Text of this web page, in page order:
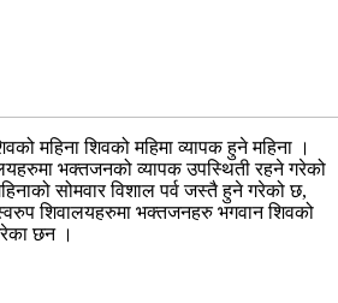
महिना शिवको महिमा व्यापक हुने महिना ।
भक्तजनको व्यापक उपस्थिती रहने गरेको
सोमवार विशाल पर्व जस्तै हुने गरेको छ,
स्वरुप शिवालयहरुमा भक्तजनहरु भगवान शिवको
छन ।